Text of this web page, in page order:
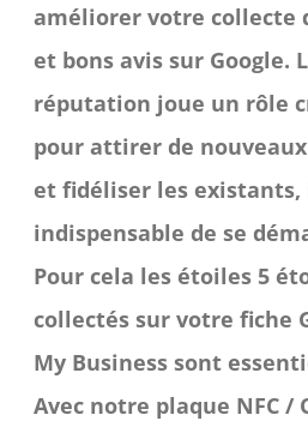
améliorer votre collecte
et bons avis sur Google.
réputation joue un rôle
pour attirer de
et fidéliser les existants,
indispensable de se
Pour cela les étoiles 5
collectés sur votre fiche
My Business sont
Avec notre plaque NFC /